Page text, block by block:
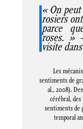
« On peut
rosiers
parce
roses. »
visite
Les
sentiments de
al., 2008).
cérébral,
sentiments de
temporal